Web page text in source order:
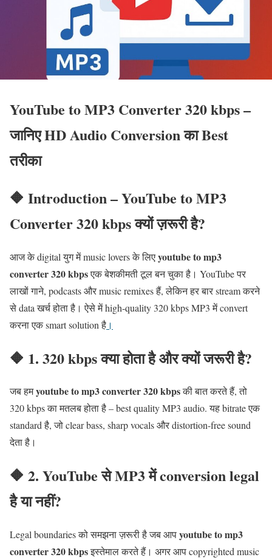
YouTube to MP3 Converter 320 kbps –
जानिए HD Audio Conversion का Best
तरीका
🔶 Introduction – YouTube to MP3
Converter 320 kbps क्यों ज़रूरी है?
आज के digital युग में music lovers के लिएyoutube to mp3
converter 320 kbpsएक बेशकीमती टूल बन चुका है। YouTube पर
लाखों गाने, podcasts और music remixes हैं, लेकिन हर बार stream करने
से data खर्च होता है। ऐसे में high-quality 320 kbps MP3 में convert
करना एक smart solution है ।
🔶 1. 320 kbps क्या होता है और क्यों जरूरी है?
जब हमyoutube to mp3 converter 320 kbpsकी बात करते हैं, तो
320 kbps का मतलब होता है – best quality MP3 audio. यह bitrate एक
standard है, जो clear bass, sharp vocals और distortion-free sound
देता है।
🔶 2. YouTube से MP3 में conversion legal
है या नहीं?
Legal boundaries को समझना ज़रूरी है जब आपyoutube to mp3
converter 320 kbpsइस्तेमाल करते हैं। अगर आप copyrighted music